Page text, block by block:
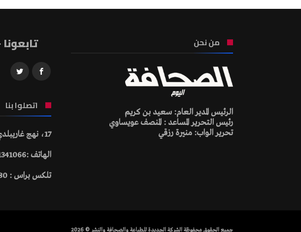
من نحن
الرئيس المدير العام: سعيد بن كريم
رئيس التحرير المساعد : المنصف عويساوي
تحرير الواب: منيرة رزقي
تابعونا
اتصلوا بنا
17، نهج غاريبلدي ـ 1007 تونس
الهاتف :71341066 – 71335025 – 71336386
تلكس براس : 13880 TN – تلفاكس :71336584
جميع الحقوق محفوظة الشركة الجديدة للطباعة والصحافة والنشر © 2026